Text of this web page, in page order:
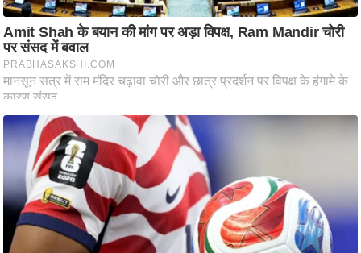
म
.
आ
र
.
आ
ई
चा
य
प